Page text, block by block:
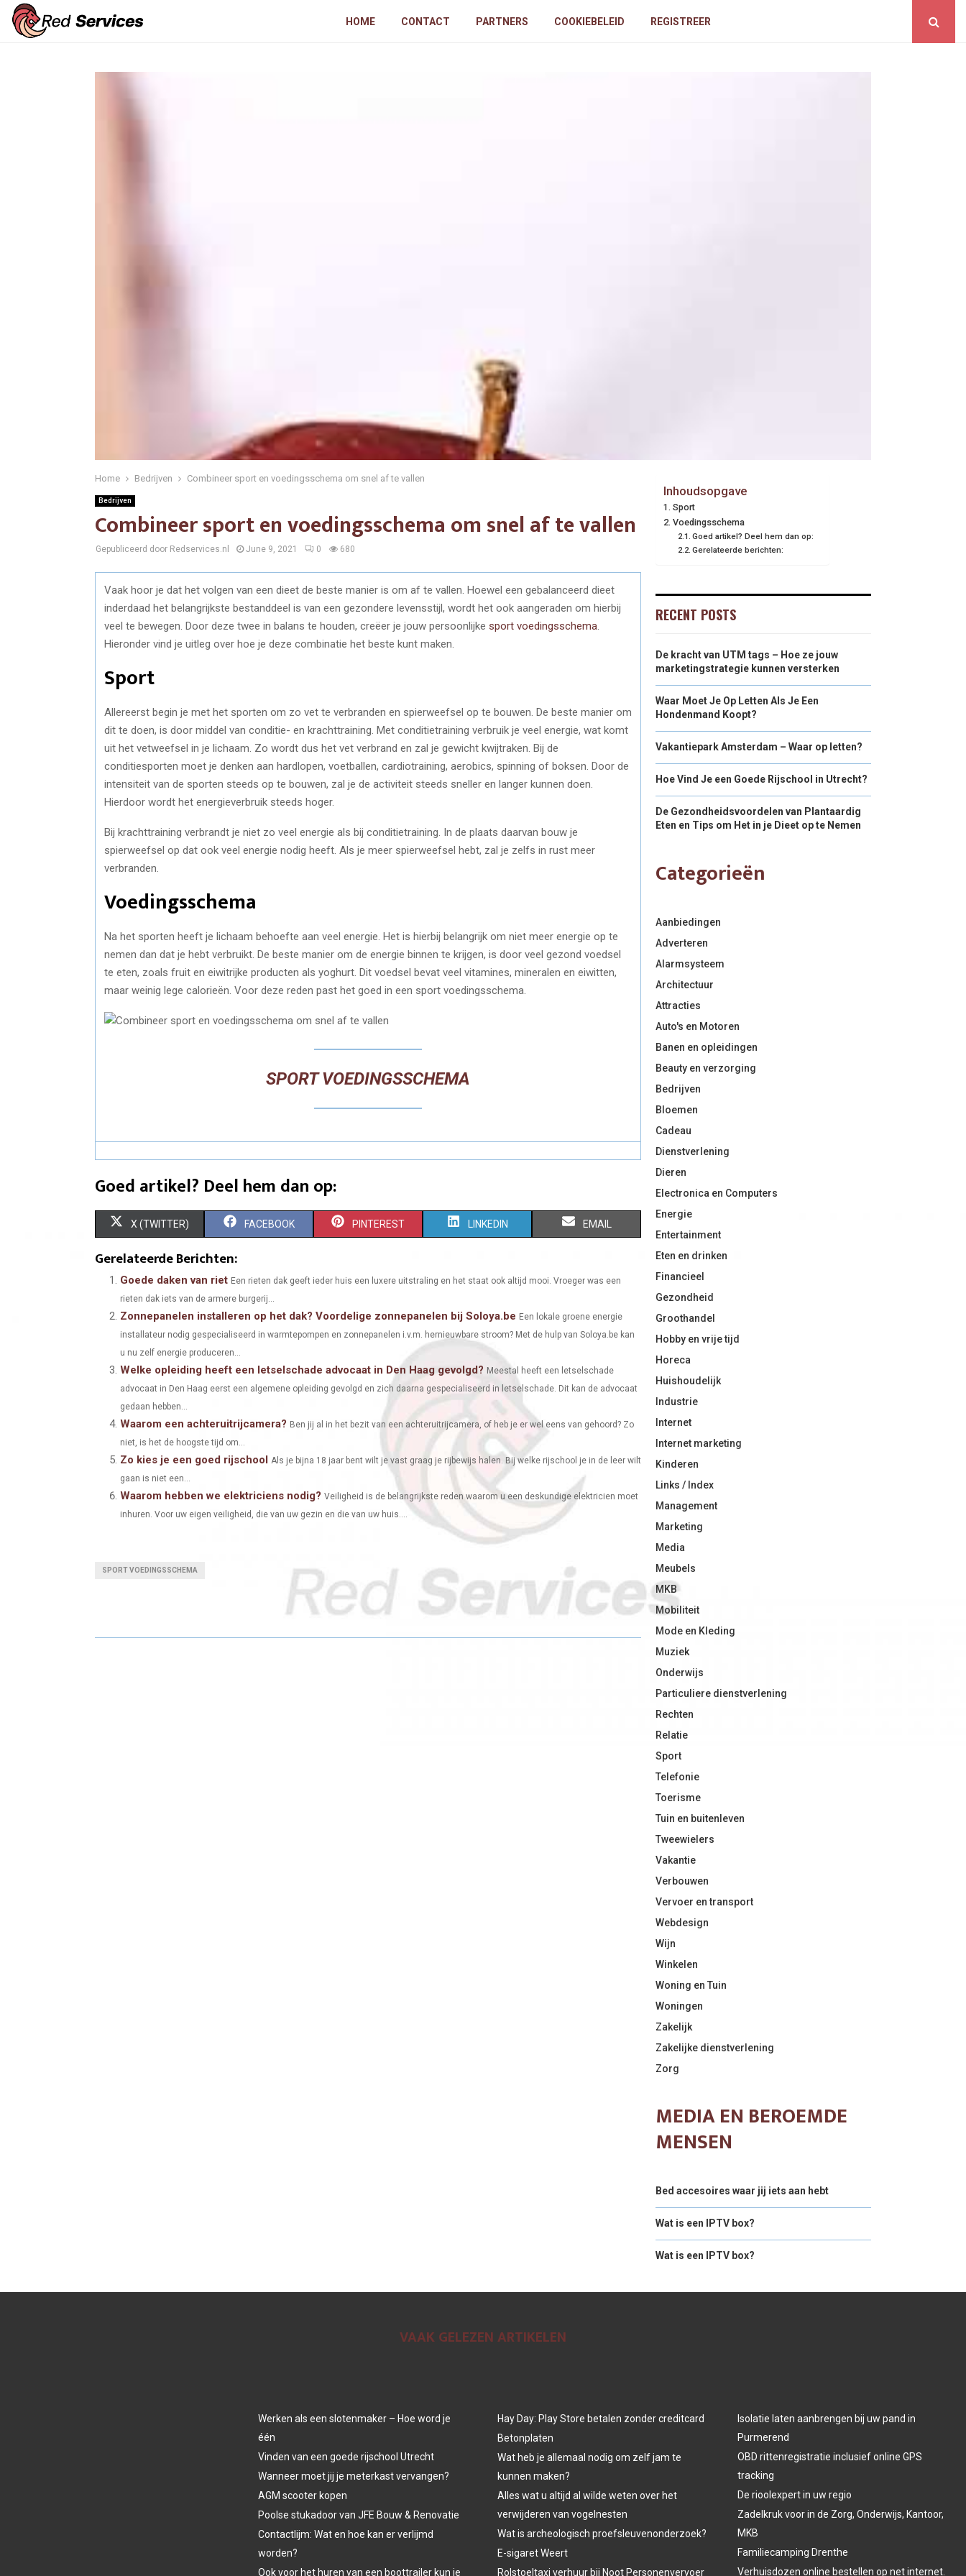
HOME CONTACT PARTNERS COOKIEBELEID REGISTREER
Home Bedrijven Combineer sport en voedingsschema om snel af te vallen
Bedrijven
Combineer sport en voedingsschema om snel af te vallen
Gepubliceerd door Redservices.nl June 9, 2021 0 680
Vaak hoor je dat het volgen van een dieet de beste manier is om af te vallen. Hoewel een gebalanceerd dieet
inderdaad het belangrijkste bestanddeel is van een gezondere levensstijl, wordt het ook aangeraden om hierbij
veel te bewegen. Door deze twee in balans te houden, creëer je jouw persoonlijke sport voedingsschema
Hieronder vind je uitleg over hoe je deze combinatie het beste kunt maken.
Sport
Allereerst begin je met het sporten om zo vet te verbranden en spierweefsel op te bouwen. De beste manier om
dit te doen, is door middel van conditie- en krachttraining. Met conditietraining verbruik je veel energie, wat komt
uit het vetweefsel in je lichaam. Zo wordt dus het vet verbrand en zal je gewicht kwijtraken. Bij de
conditiesporten moet je denken aan hardlopen, voetballen, cardiotraining, aerobics, spinning of boksen. Door de
intensiteit van de sporten steeds op te bouwen, zal je de activiteit steeds sneller en langer kunnen doen.
Hierdoor wordt het energieverbruik steeds hoger.
Bij krachttraining verbrandt je niet zo veel energie als bij conditietraining. In de plaats daarvan bouw je
spierweefsel op dat ook veel energie nodig heeft. Als je meer spierweefsel hebt, zal je zelfs in rust meer
verbranden.
Voedingsschema
Na het sporten heeft je lichaam behoefte aan veel energie. Het is hierbij belangrijk om niet meer energie op te
nemen dan dat je hebt verbruikt. De beste manier om de energie binnen te krijgen, is door veel gezond voedsel
te eten, zoals fruit en eiwitrijke producten als yoghurt. Dit voedsel bevat veel vitamines, mineralen en eiwitten,
maar weinig lege calorieën. Voor deze reden past het goed in een sport voedingsschema.
SPORT VOEDINGSSCHEMA
Goed artikel? Deel hem dan op:
S
R
O
X (TWITTER) S
R
FACEBOOK S
PINTEREST S
A
N
LINKEDIN S
EMAIL
Gerelateerde Berichten:
Goede daken van riet Een rieten dak geeft ieder huis een luxere uitstraling en het staat ook altijd mooi. Vroeger was een
rieten dak iets van de armere burgerij...
Zonnepanelen installeren op het dak? Voordelige zonnepanelen bij Soloya.be Een lokale groene energie
installateur nodig gespecialiseerd in warmtepompen en zonnepanelen i.v.m. hernieuwbare stroom? Met de hulp van Soloya.be kan
u nu zelf energie produceren...
Welke opleiding heeft een letselschade advocaat in Den Haag gevolgd? Meestal heeft een letselschade
advocaat in Den Haag eerst een algemene opleiding gevolgd en zich daarna gespecialiseerd in letselschade. Dit kan de advocaat
gedaan hebben...
Waarom een achteruitrijcamera? Ben jij al in het bezit van een achteruitrijcamera, of heb je er wel eens van gehoord? Zo
niet, is het de hoogste tijd om...
Zo kies je een goed rijschool Als je bijna 18 jaar bent wilt je vast graag je rijbewijs halen. Bij welke rijschool je in de leer wilt
gaan is niet een...
Waarom hebben we elektriciens nodig? Veiligheid is de belangrijkste reden waarom u een deskundige elektricien moet
inhuren. Voor uw eigen veiligheid, die van uw gezin en die van uw huis....
SPORT VOEDINGSSCHEMA
Inhoudsopgave
Sport
Voedingsschema
Goed artikel? Deel hem dan op:
Gerelateerde berichten:
RECENT POSTS
De kracht van UTM tags – Hoe ze jouw
marketingstrategie kunnen versterken
Waar Moet Je Op Letten Als Je Een
Hondenmand Koopt?
Vakantiepark Amsterdam – Waar op letten?
Hoe Vind Je een Goede Rijschool in Utrecht?
De Gezondheidsvoordelen van Plantaardig
Eten en Tips om Het in je Dieet op te Nemen
Categorieën
Aanbiedingen
Adverteren
Alarmsysteem
Architectuur
Attracties
Auto's en Motoren
Banen en opleidingen
Beauty en verzorging
Bedrijven
Bloemen
Cadeau
Dienstverlening
Dieren
Electronica en Computers
Energie
Entertainment
Eten en drinken
Financieel
Gezondheid
Groothandel
Hobby en vrije tijd
Horeca
Huishoudelijk
Industrie
Internet
Internet marketing
Kinderen
Links / Index
Management
Marketing
Media
Meubels
MKB
Mobiliteit
Mode en Kleding
Muziek
Onderwijs
Particuliere dienstverlening
Rechten
Relatie
Sport
Telefonie
Toerisme
Tuin en buitenleven
Tweewielers
Vakantie
Verbouwen
Vervoer en transport
Webdesign
Wijn
Winkelen
Woning en Tuin
Woningen
Zakelijk
Zakelijke dienstverlening
Zorg
MEDIA EN BEROEMDE
MENSEN
Bed accesoires waar jij iets aan hebt
Wat is een IPTV box?
Wat is een IPTV box?
VAAK GELEZEN ARTIKELEN
Werken als een slotenmaker – Hoe word je
één
Vinden van een goede rijschool Utrecht
Wanneer moet jij je meterkast vervangen?
AGM scooter kopen
Poolse stukadoor van JFE Bouw & Renovatie
Contactlijm: Wat en hoe kan er verlijmd
worden?
Ook voor het huren van een boottrailer kun je
Hay Day: Play Store betalen zonder creditcard
Betonplaten
Wat heb je allemaal nodig om zelf jam te
kunnen maken?
Alles wat u altijd al wilde weten over het
verwijderen van vogelnesten
Wat is archeologisch proefsleuvenonderzoek?
E-sigaret Weert
Rolstoeltaxi verhuur bij Noot Personenvervoer
Isolatie laten aanbrengen bij uw pand in
Purmerend
OBD rittenregistratie inclusief online GPS
tracking
De rioolexpert in uw regio
Zadelkruk voor in de Zorg, Onderwijs, Kantoor,
MKB
Familiecamping Drenthe
Verhuisdozen online bestellen op net internet.